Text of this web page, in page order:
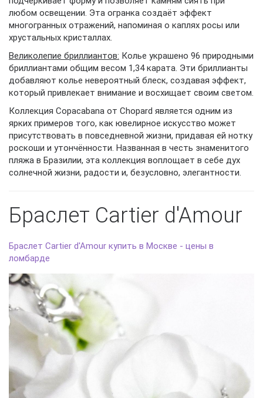
любом освещении. Эта огранка создаёт эффект
многогранных отражений, напоминая о каплях росы или
хрустальных кристаллах.
Великолепие бриллиантов: Колье украшено 96 природными
бриллиантами общим весом 1,34 карата. Эти бриллианты
добавляют колье невероятный блеск, создавая эффект,
который привлекает внимание и восхищает своим светом.
Коллекция Copacabana от Chopard является одним из
ярких примеров того, как ювелирное искусство может
присутствовать в повседневной жизни, придавая ей нотку
роскоши и утончённости. Названная в честь знаменитого
пляжа в Бразилии, эта коллекция воплощает в себе дух
солнечной жизни, радости и, безусловно, элегантности.
Браслет Cartier d'Amour
Браслет Cartier d'Amour купить в Москве - цены в
ломбарде